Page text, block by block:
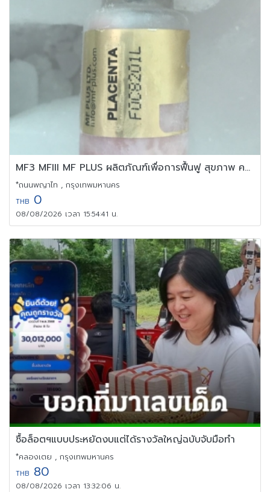
MF3 MFIII MF PLUS ผลิตภัณฑ์เพื่อการฟื้นฟู สุขภาพ ความงาม
*ถนนพญาไท , กรุงเทพมหานคร
THB 0
08/08/2026 เวลา 15:54:41 น.
ซื้อล็อตฯแบบประหยัดงบแต่ได้รางวัลใหญ่ฉบับจับมือทำ
*คลองเตย , กรุงเทพมหานคร
THB 80
08/08/2026 เวลา 13:32:06 น.